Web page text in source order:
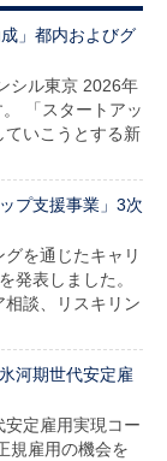
」都内およびグ
シル東京 2026年
「スタートアッ
ていこうとする新
プ支援事業」3次
を通じたキャリ
発表しました。
談、リスキリン
河期世代安定雇
安定雇用実現コー
規雇用の機会を